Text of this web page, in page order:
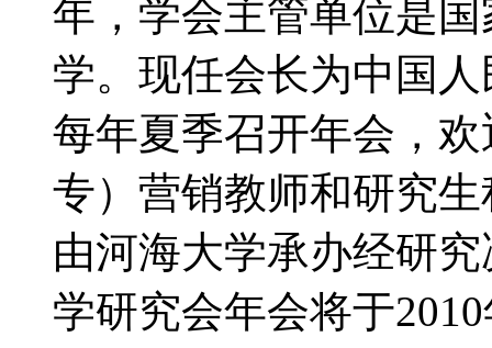
年，学会主管单位是
学。现任会长为中国
每年夏季召开年会，
专）营销教师和研究
由河海大学承办经研
学研究会年会将于